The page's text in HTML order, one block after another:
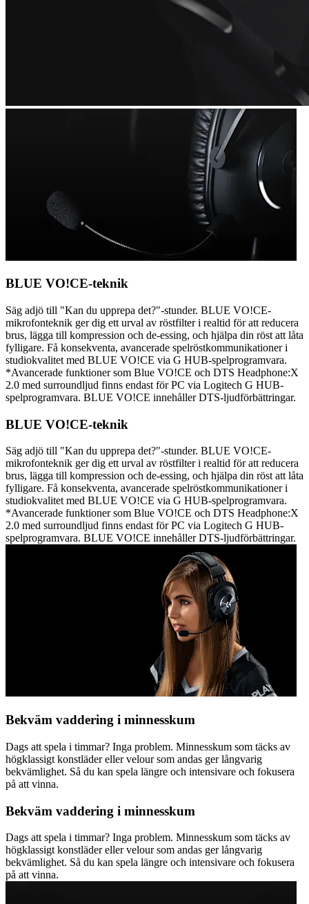
BLUE VO!CE-teknik
Säg adjö till "Kan du upprepa det?"-stunder. BLUE VO!CE-
mikrofonteknik ger dig ett urval av röstfilter i realtid för att reducera
brus, lägga till kompression och de-essing, och hjälpa din röst att låta
fylligare. Få konsekventa, avancerade spelröstkommunikationer i
studiokvalitet med BLUE VO!CE via G HUB-spelprogramvara.
*Avancerade funktioner som Blue VO!CE och DTS Headphone:X
2.0 med surroundljud finns endast för PC via Logitech G HUB-
spelprogramvara. BLUE VO!CE innehåller DTS-ljudförbättringar.
BLUE VO!CE-teknik
Säg adjö till "Kan du upprepa det?"-stunder. BLUE VO!CE-
mikrofonteknik ger dig ett urval av röstfilter i realtid för att reducera
brus, lägga till kompression och de-essing, och hjälpa din röst att låta
fylligare. Få konsekventa, avancerade spelröstkommunikationer i
studiokvalitet med BLUE VO!CE via G HUB-spelprogramvara.
*Avancerade funktioner som Blue VO!CE och DTS Headphone:X
2.0 med surroundljud finns endast för PC via Logitech G HUB-
spelprogramvara. BLUE VO!CE innehåller DTS-ljudförbättringar.
Bekväm vaddering i minnesskum
Dags att spela i timmar? Inga problem. Minnesskum som täcks av
högklassigt konstläder eller velour som andas ger långvarig
bekvämlighet. Så du kan spela längre och intensivare och fokusera
på att vinna.
Bekväm vaddering i minnesskum
Dags att spela i timmar? Inga problem. Minnesskum som täcks av
högklassigt konstläder eller velour som andas ger långvarig
bekvämlighet. Så du kan spela längre och intensivare och fokusera
på att vinna.